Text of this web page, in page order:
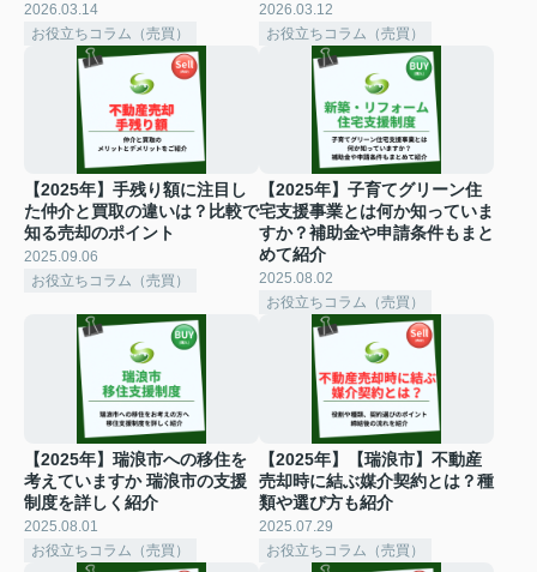
2026.03.14
お役立ちコラム（売買）
2026.03.12
お役立ちコラム（売買）
【2025年】手残り額に注目し
た仲介と買取の違いは？比較で
知る売却のポイント
2025.09.06
お役立ちコラム（売買）
【2025年】子育てグリーン住
宅支援事業とは何か知っていま
すか？補助金や申請条件もまと
めて紹介
2025.08.02
お役立ちコラム（売買）
【2025年】瑞浪市への移住を
考えていますか 瑞浪市の支援
制度を詳しく紹介
2025.08.01
お役立ちコラム（売買）
【2025年】【瑞浪市】不動産
売却時に結ぶ媒介契約とは？種
類や選び方も紹介
2025.07.29
お役立ちコラム（売買）